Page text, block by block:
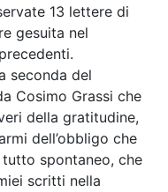
13 lettere di
gesuita nel
seconda del
Cosimo Grassi che
della gratitudine,
dell’obbligo che
tutto spontaneo, che
scritti nella